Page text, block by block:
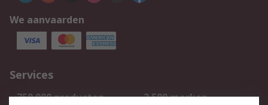
We aanvaarden
Services
750.000 producten
2.500 merken